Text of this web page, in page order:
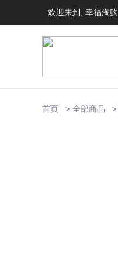
欢迎来到, 幸福淘购
首页 全部商品